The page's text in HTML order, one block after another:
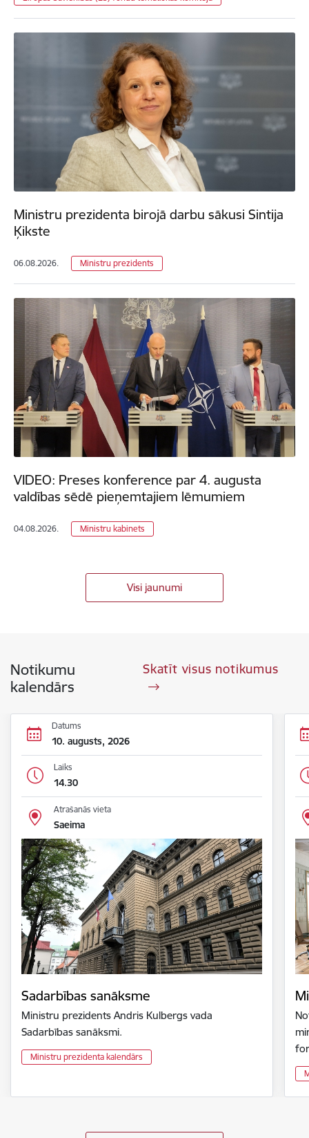
Ministru prezidenta birojā darbu sākusi Sintija
Ķikste
06.08.2026. Ministru prezidents
VIDEO: Preses konference par 4. augusta
valdības sēdē pieņemtajiem lēmumiem
04.08.2026. Ministru kabinets
Visi jaunumi
Notikumu
kalendārs
Skatīt visus notikumus
Datums
10. augusts, 2026
Laiks
14.30
Atrašanās vieta
Saeima
Sadarbības sanāksme
Ministru prezidents Andris Kulbergs vada
Sadarbības sanāksmi.
Ministru prezidenta kalendārs